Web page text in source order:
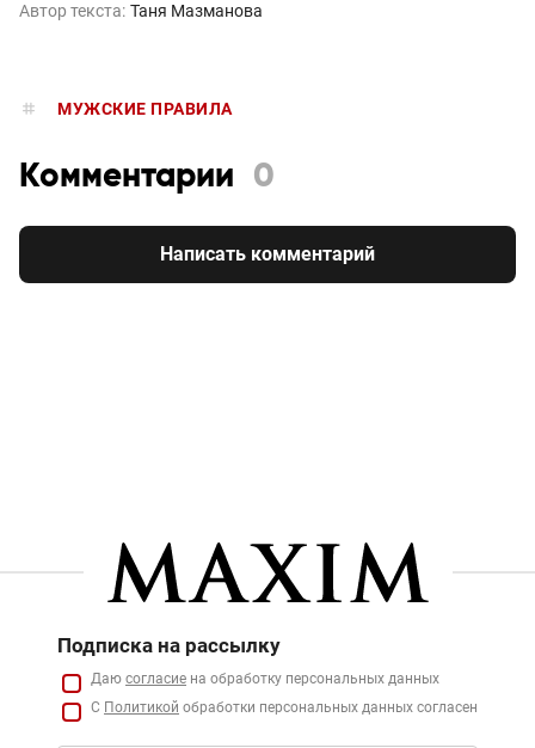
Автор текста: Таня Мазманова
МУЖСКИЕ ПРАВИЛА
Комментарии 0
Написать комментарий
Подписка на рассылку
Даю согласие на обработку персональных данных
С Политикой обработки персональных данных согласен